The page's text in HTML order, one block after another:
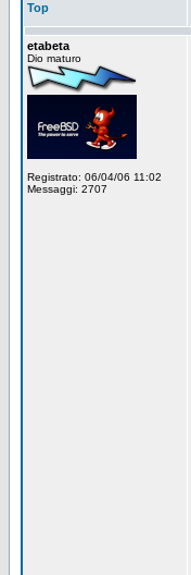
Top
etabeta
Dio maturo
Registrato: 06/04/06 11:02
Messaggi: 2707